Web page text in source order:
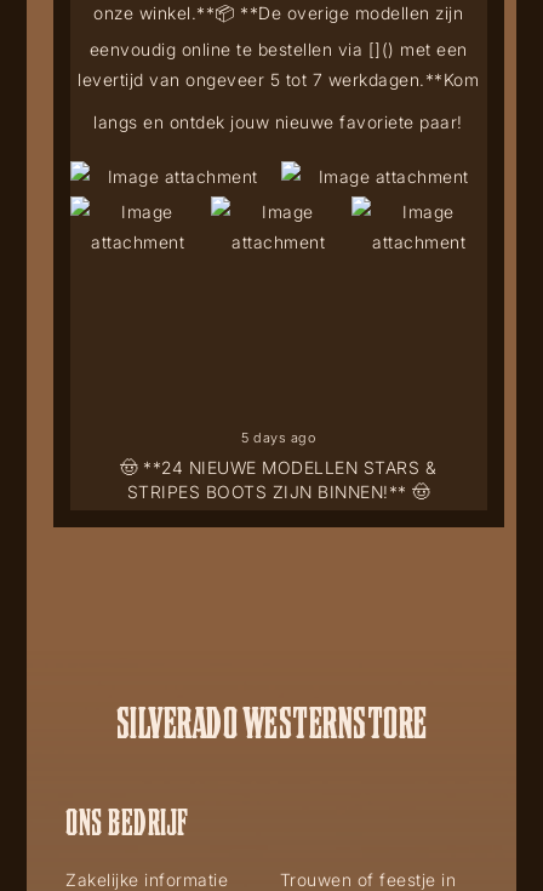
🤠 **24 NIEUWE MODELLEN STARS &
STRIPES BOOTS ZIJN BINNEN!** 🤠
onze winkel.**📦 **De overige modellen zijn
eenvoudig online te bestellen via []() met een
levertijd van ongeveer 5 tot 7 werkdagen.**Kom
langs en ontdek jouw nieuwe favoriete paar!
5 days ago
SILVERADO WESTERNSTORE
ONS BEDRIJF
Zakelijke informatie
Trouwen of feestje in